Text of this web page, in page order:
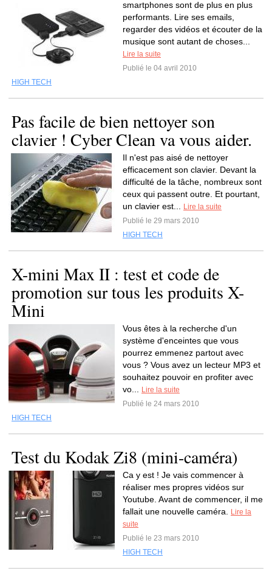
smartphones sont de plus en plus
performants. Lire ses emails,
regarder des vidéos et écouter de la
musique sont autant de choses...
Lire la suite
Publié le 04 avril 2010
HIGH TECH
Pas facile de bien nettoyer son
clavier ! Cyber Clean va vous aider.
Il n'est pas aisé de nettoyer
efficacement son clavier. Devant la
difficulté de la tâche, nombreux sont
ceux qui passent outre. Et pourtant,
un clavier est...
Lire la suite
Publié le 29 mars 2010
HIGH TECH
X-mini Max II : test et code de
promotion sur tous les produits X-
Mini
Vous êtes à la recherche d'un
système d'enceintes que vous
pourrez emmenez partout avec
vous ? Vous avez un lecteur MP3 et
souhaitez pouvoir en profiter avec
vo...
Lire la suite
Publié le 24 mars 2010
HIGH TECH
Test du Kodak Zi8 (mini-caméra)
Ca y est ! Je vais commencer à
réaliser mes propres vidéos sur
Youtube. Avant de commencer, il me
fallait une nouvelle caméra.
Lire la
suite
Publié le 23 mars 2010
HIGH TECH